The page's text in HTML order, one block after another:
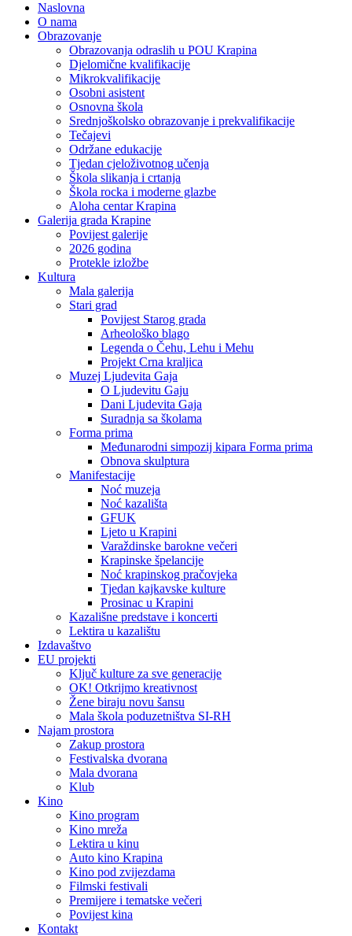
Naslovna
O nama
Obrazovanje
Obrazovanja odraslih u POU Krapina
Djelomične kvalifikacije
Mikrokvalifikacije
Osobni asistent
Osnovna škola
Srednjoškolsko obrazovanje i prekvalifikacije
Tečajevi
Održane edukacije
Tjedan cjeloživotnog učenja
Škola slikanja i crtanja
Škola rocka i moderne glazbe
Aloha centar Krapina
Galerija grada Krapine
Povijest galerije
2026 godina
Protekle izložbe
Kultura
Mala galerija
Stari grad
Povijest Starog grada
Arheološko blago
Legenda o Čehu, Lehu i Mehu
Projekt Crna kraljica
Muzej Ljudevita Gaja
O Ljudevitu Gaju
Dani Ljudevita Gaja
Suradnja sa školama
Forma prima
Međunarodni simpozij kipara Forma prima
Obnova skulptura
Manifestacije
Noć muzeja
Noć kazališta
GFUK
Ljeto u Krapini
Varaždinske barokne večeri
Krapinske špelancije
Noć krapinskog pračovjeka
Tjedan kajkavske kulture
Prosinac u Krapini
Kazališne predstave i koncerti
Lektira u kazalištu
Izdavaštvo
EU projekti
Ključ kulture za sve generacije
OK! Otkrijmo kreativnost
Žene biraju novu šansu
Mala škola poduzetništva SI-RH
Najam prostora
Zakup prostora
Festivalska dvorana
Mala dvorana
Klub
Kino
Kino program
Kino mreža
Lektira u kinu
Auto kino Krapina
Kino pod zvijezdama
Filmski festivali
Premijere i tematske večeri
Povijest kina
Kontakt